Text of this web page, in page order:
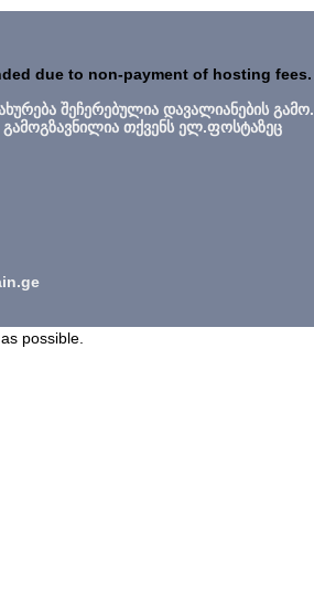
due to non-payment of hosting fees.
შეჩერებულია დავალიანების გამო.
თქვენს ელ.ფოსტაზეც
possible.